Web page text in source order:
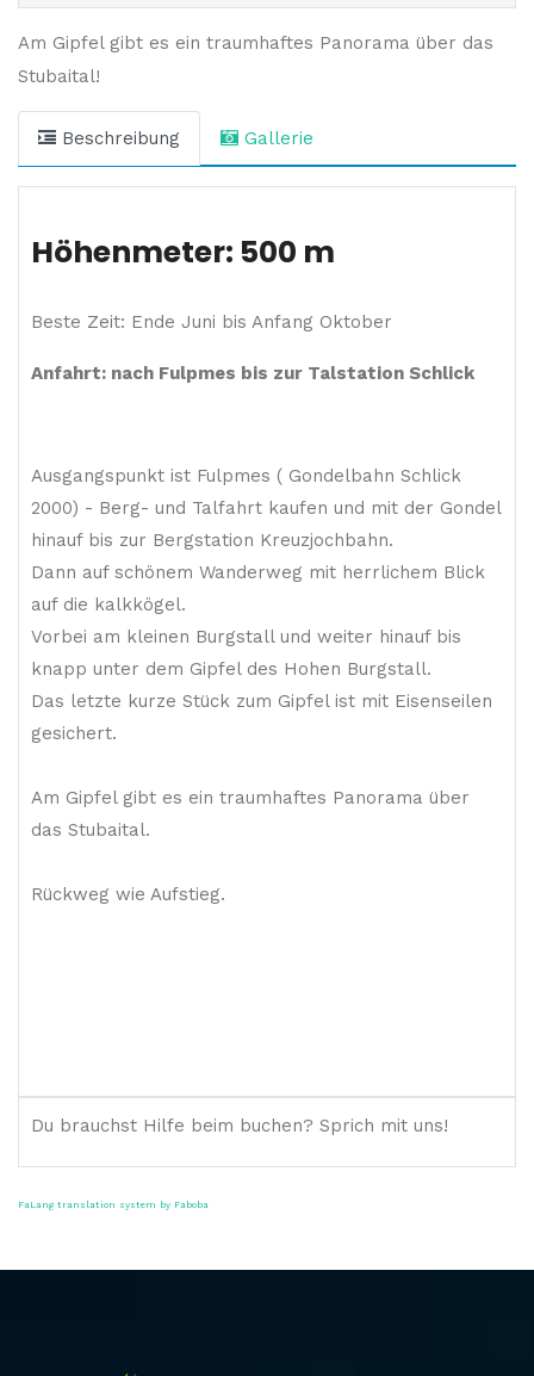
Am Gipfel gibt es ein traumhaftes Panorama über das
Stubaital!
Beschreibung Gallerie
Höhenmeter: 500 m
Beste Zeit: Ende Juni bis Anfang Oktober
Anfahrt: nach Fulpmes bis zur Talstation Schlick
Ausgangspunkt ist Fulpmes ( Gondelbahn Schlick
2000) - Berg- und Talfahrt kaufen und mit der Gondel
hinauf bis zur Bergstation Kreuzjochbahn.
Dann auf schönem Wanderweg mit herrlichem Blick
auf die kalkkögel.
Vorbei am kleinen Burgstall und weiter hinauf bis
knapp unter dem Gipfel des Hohen Burgstall.
Das letzte kurze Stück zum Gipfel ist mit Eisenseilen
gesichert.
Am Gipfel gibt es ein traumhaftes Panorama über
das Stubaital.
Rückweg wie Aufstieg.
Du brauchst Hilfe beim buchen? Sprich mit uns!
FaLang translation system by Faboba